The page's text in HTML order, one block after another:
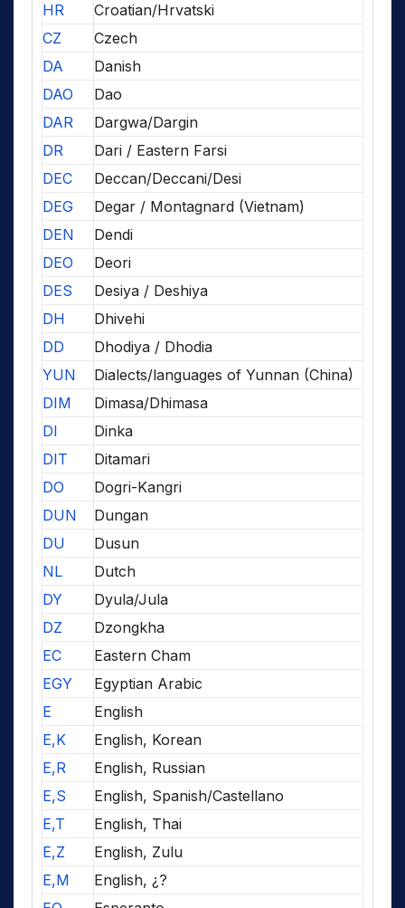
HR
Croatian/Hrvatski
CZ
Czech
DA
Danish
DAO
Dao
DAR
Dargwa/Dargin
DR
Dari / Eastern Farsi
DEC
Deccan/Deccani/Desi
DEG
Degar / Montagnard (Vietnam)
DEN
Dendi
DEO
Deori
DES
Desiya / Deshiya
DH
Dhivehi
DD
Dhodiya / Dhodia
YUN
Dialects/languages of Yunnan (China)
DIM
Dimasa/Dhimasa
DI
Dinka
DIT
Ditamari
DO
Dogri-Kangri
DUN
Dungan
DU
Dusun
NL
Dutch
DY
Dyula/Jula
DZ
Dzongkha
EC
Eastern Cham
EGY
Egyptian Arabic
E
English
E,K
English, Korean
E,R
English, Russian
E,S
English, Spanish/Castellano
E,T
English, Thai
E,Z
English, Zulu
E,M
English, ¿?